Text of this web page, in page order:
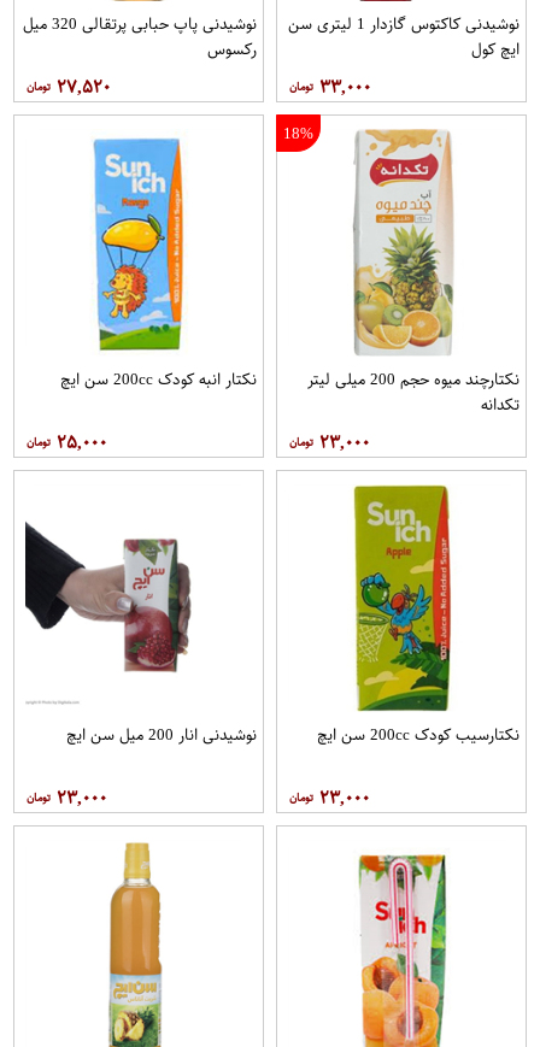
نوشیدنی کاکتوس گازدار 1 لیتری سن
ایچ کول
۳۳,۰۰۰
نوشیدنی پاپ حبابی پرتقالی 320 میل
رکسوس
۲۷,۵۲۰
18%
نکتارچند میوه حجم 200 میلی لیتر
تکدانه
۲۳,۰۰۰
نکتار انبه کودک 200cc سن ايچ
۲۵,۰۰۰
نکتارسیب کودک 200cc سن ايچ
۲۳,۰۰۰
نوشیدنی انار 200 میل سن ایچ
۲۳,۰۰۰